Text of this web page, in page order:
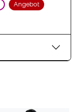
Angebot